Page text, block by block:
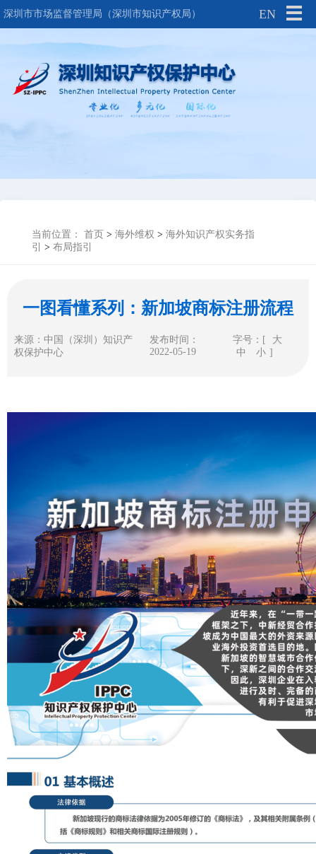
深圳市市场监督管理局（深圳市知识产权局） EN
当前位置： 首页 > 海外维权 > 海外知识产权实务指
引
> 布局指引
一图看懂系列：新加坡商标注册流程
来源：中国（深圳）知识产
权保护中心
发布时间：
2022-05-19
字号：[
大
中
小 ]